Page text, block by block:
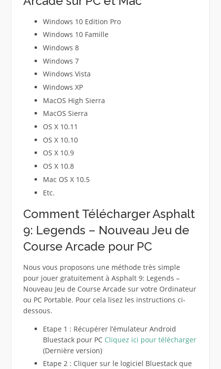
Windows 10 Edition Pro
Windows 10 Famille
Windows 8
Windows 7
Windows Vista
Windows XP
MacOS High Sierra
MacOS Sierra
OS X 10.11
OS X 10.10
OS X 10.9
OS X 10.8
Mac OS X 10.5
Etc.
Comment Télécharger Asphalt
9: Legends – Nouveau Jeu de
Course Arcade pour PC
Nous vous proposons une méthode très simple
pour jouer gratuitement à Asphalt 9: Legends –
Nouveau Jeu de Course Arcade sur votre Ordinateur
ou PC Portable. Pour cela lisez les instructions ci-
dessous.
Etape 1 : Récupérer l’émulateur Android
Bluestack pour PC Cliquez ici pour télécharger
(Dernière version)
Etape 2 : Cliquer sur le logiciel Bluestack que